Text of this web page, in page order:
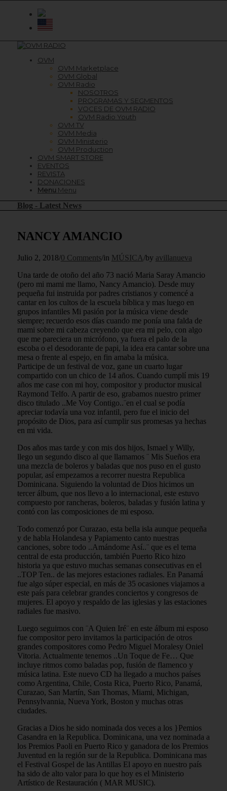
OVM
OVM Marketplace
OVM Global
OVM Radio
NOSOTROS
PROGRAMAS Y SEGMENTOS
VOCES DE OVM RADIO
OVM Radio Youth
OVM TV
OVM Media
OVM Ministerio
OVM Production
OVM SMART STORE
EVENTOS
REVISTA
DONACIONES
Menu Menu
Blog - Latest News
NANCY AMANCIO
Julio 2, 2018/0 Comments/in MÚSICA/by avillanueva
Una tarde de otoño del año 73 nació Maria Saray Amancio
(pero mi mami me llamo, Nancy Amancio). Desde muy
pequeña fui instruida por padres cristianos y comencé a
cantar en los cultos de la escuela bíblica y mas luego en
grupos infantiles Mi pasión por la música viene desde
siempre; recuerdo esos días cuando me ponía una falda de
mami sobre mi cabeza creyendo que era mi pelo, con algo
que me pareciera un micrófono, ya fuera el palo de la
escoba o el desodorante de papi, la idea era cantar sobre una
mesa o frente al espejo, en fin amaba la música.
Participe de un festival de voz, gane un cuarto lugar
compartido con un chico de 14 años. Cuando cumplí mis 19
años me case con mi hoy, compositor y productor musical
Raymond Telfo. A partir de eso, grabamos nuestro primer
disco titulado ..Me Voy Contigo..¨en el cual se podía
apreciar todavía una voz infantil, pero fue el inicio del
propósito de Dios, para así cumplir sus promesas ya hechas
en mi vida.
Dos años mas tarde y con mis dos hijos, Ismael y Willy,
llego un segundo disco al que llamamos ¨ Mis Sueños era
una mezcla de boleros y baladas que nos puso en el gusto
popular, así empezamos a recorrer nuestra Republica
Dominicana. Siguiendo la voluntad de Dios hicimos un
tercer álbum, que nos llevo a lo internacional, este estuvo
compuesto por rancheras, boleros, baladas y fusión latina y
contó con las composiciones de mi esposo.
Todo comenzó por Curazao, esta bella isla aunque pequeña
y de habla Holandesa y Papiamento canto nuestras
canciones, sobre todo ..Amándome Así..¨ que es el tema
central de esta producción, también Puerto Rico hizo
historia ya que estuvo muchas semanas consecutivas en el
..TOP Ten.. de las mejores estaciones radiales. En Panamá
fue algo súper especial, en más de 35 ocasiones viajamos a
este país para celebrar grandes conciertos y congresos de
mujeres. El apoyo y respaldo de las iglesias y las estaciones
radiales fue masivo.
Luego seguimos con ¨A Quien Iré¨ en este álbum mi esposo
fue compositor pero invitamos la participación de otros
grandes compositores como Pedro Miguel Moralesy Oniel
Vitoria. Actualmente tenemos ..Un Toque de Fe… Que
incluye ritmos como baladas pop, fusión de flamenco y
música latina. Este nuevo CD ha llegado a muchos países
como Argentina, Chile, Costa Rica, Puerto Rico, Panamá,
Curazao, San Martín, San Thomas, Miami, Michigan,
Pennsylvannia, Nueva York, Boston y muchas otras
ciudades.
Gracias a Dios he sido nominada dos veces a los }Pemios
Casandra en la Republica. Dominicana, una vez nominada a
los Premios Paoli en Puerto Rico y ganadora de los Premios
Juventud en la región sur de la Republica. Dominicana mas
el Festival Gospel de las Antillas El apoyo en nuestro país
ha sido de alto valor para lo que hoy es el Ministerio
Artístico de Restauración ( MAR MUSIC).